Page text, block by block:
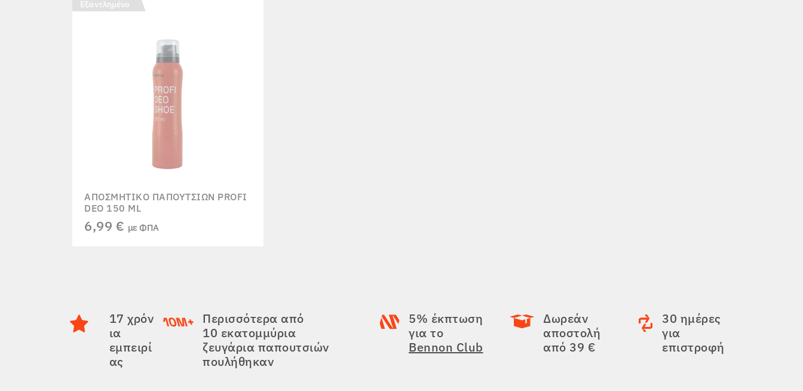
Εξαντλημένο
ΑΠΟΣΜΗΤΙΚΌ ΠΑΠΟΥΤΣΙΏΝ PROFI
DEO 150 ML
6,99 € με ΦΠΑ
17 χρόν
ια
εμπειρί
ας
Περισσότερα από
10 εκατομμύρια
ζευγάρια παπουτσιών
πουλήθηκαν
5% έκπτωση
για το
Bennon Club
Δωρεάν
αποστολή
από 39 €
30 ημέρες
για
επιστροφή